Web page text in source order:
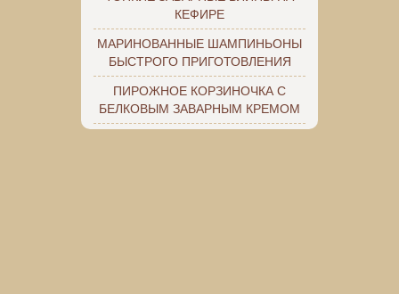
КЕФИРЕ
МАРИНОВАННЫЕ ШАМПИНЬОНЫ
БЫСТРОГО ПРИГОТОВЛЕНИЯ
ПИРОЖНОЕ КОРЗИНОЧКА С
БЕЛКОВЫМ ЗАВАРНЫМ КРЕМОМ